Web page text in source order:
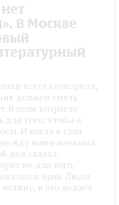
В Москве
всегда говорили,
должен уметь
В этом возрасте
для того, чтобы я
И когда я стал
нами начались
дед сказал:
не для того,
прав. Люди
и это делает